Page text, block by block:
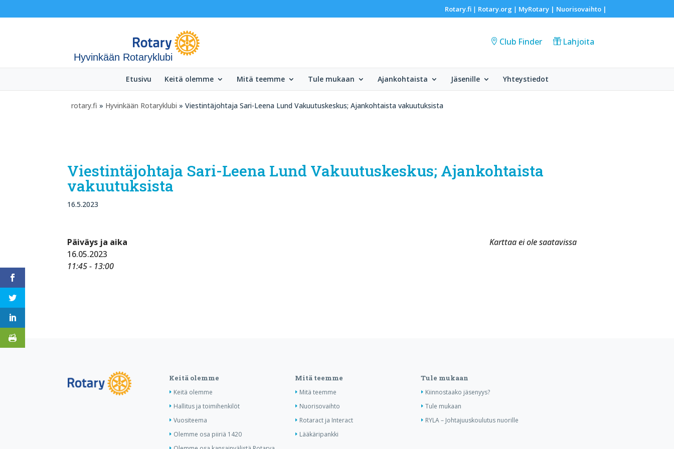
Rotary.fi| Rotary.org | MyRotary | Nuorisovaihto|
Hyvinkään Rotaryklubi
Club Finder Lahjoita
Etusivu Keitä olemme Mitä teemme Tule mukaan Ajankohtaista Jäsenille Yhteystiedot
rotary.fi » Hyvinkään Rotaryklubi » Viestintäjohtaja Sari-Leena Lund Vakuutuskeskus; Ajankohtaista vakuutuksista
Viestintäjohtaja Sari-Leena Lund Vakuutuskeskus; Ajankohtaista
vakuutuksista
16.5.2023
Karttaa ei ole saatavissa
Päiväys ja aika
16.05.2023
11:45 - 13:00
Keitä olemme
Keitä olemme
Hallitus ja toimihenkilöt
Vuositeema
Olemme osa piiriä 1420
Mitä teemme
Mitä teemme
Nuorisovaihto
Rotaract ja Interact
Lääkäripankki
Tule mukaan
Kiinnostaako jäsenyys?
Tule mukaan
RYLA – Johtajuuskoulutus nuorille